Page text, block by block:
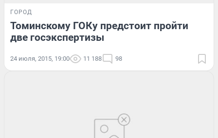
ГОРОД
Томинскому ГОКу предстоит пройти
две госэкспертизы
24 июля, 2015, 19:00 11 188 98